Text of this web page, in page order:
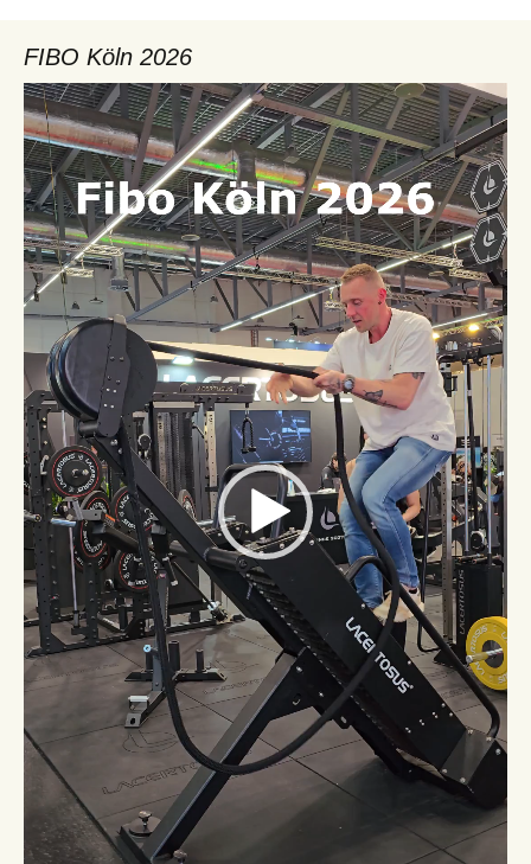
FIBO Köln 2026
Video-
Player